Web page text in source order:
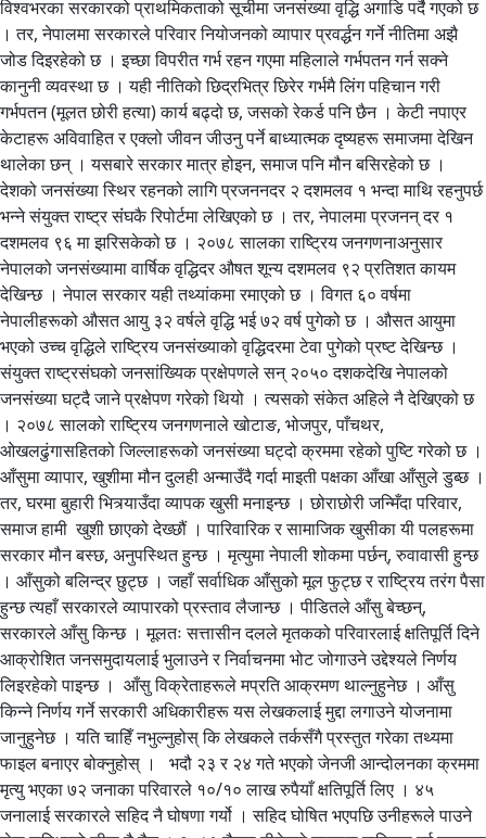
विश्वभरका सरकारको प्राथमिकताको सूचीमा जनसंख्या वृद्धि अगाडि पर्दै गएको छ
। तर, नेपालमा सरकारले परिवार नियोजनको व्यापार प्रवर्द्धन गर्ने नीतिमा अझै
जोड दिइरहेको छ । इच्छा विपरीत गर्भ रहन गएमा महिलाले गर्भपतन गर्न सक्ने
कानुनी व्यवस्था छ । यही नीतिको छिद्रभित्र छिरेर गर्भमै लिंग पहिचान गरी
गर्भपतन (मूलत छोरी हत्या) कार्य बढ्दो छ, जसको रेकर्ड पनि छैन । केटी नपाएर
केटाहरू अविवाहित र एक्लो जीवन जीउनु पर्ने बाध्यात्मक दृष्यहरू समाजमा देखिन
थालेका छन् । यसबारे सरकार मात्र होइन, समाज पनि मौन बसिरहेको छ ।
देशको जनसंख्या स्थिर रहनको लागि प्रजननदर २ दशमलव १ भन्दा माथि रहनुपर्छ
भन्ने संयुक्त राष्ट्र संंघकै रिपोर्टमा लेखिएको छ । तर, नेपालमा प्रजनन् दर १
दशमलव ९६ मा झरिसकेको छ । २०७८ सालका राष्ट्रिय जनगणनाअनुसार
नेपालको जनसंख्यामा वार्षिक वृद्धिदर औषत शून्य दशमलव ९२ प्रतिशत कायम
देखिन्छ । नेपाल सरकार यही तथ्यांकमा रमाएको छ । विगत ६० वर्षमा
नेपालीहरूको औसत आयु ३२ वर्षले वृद्धि भई ७२ वर्ष पुगेको छ । औसत आयुमा
भएको उच्च वृद्धिले राष्ट्रिय जनसंख्याको वृद्धिदरमा टेवा पुगेको प्रष्ट देखिन्छ ।
संयुक्त राष्ट्रसंघको जनसांख्यिक प्रक्षेपणले सन् २०५० दशकदेखि नेपालको
जनसंख्या घट्दै जाने प्रक्षेपण गरेको थियो । त्यसको संकेत अहिले नै देखिएको छ
। २०७८ सालको राष्ट्रिय जनगणनाले खोटाङ, भोजपुर, पाँचथर,
ओखलढुंगासहितको जिल्लाहरूको जनसंख्या घट्दो क्रममा रहेको पुष्टि गरेको छ ।
आँसुमा व्यापार, खुशीमा मौन दुलही अन्माउँदै गर्दा माइती पक्षका आँखा आँसुले डुब्छ ।
तर, घरमा बुहारी भित्र्याउँदा व्यापक खुसी मनाइन्छ । छोराछोरी जन्मिँदा परिवार,
समाज हामी खुशी छाएको देख्छौं । पारिवारिक र सामाजिक खुसीका यी पलहरूमा
सरकार मौन बस्छ, अनुपस्थित हुन्छ । मृत्युमा नेपाली शोकमा पर्छन्, रुवावासी हुन्छ
। आँसुको बलिन्द्र छुट्छ । जहाँ सर्वाधिक आँसुको मूल फुट्छ र राष्ट्रिय तरंग पैसा
हुन्छ त्यहाँ सरकारले व्यापारको प्रस्ताव लैजान्छ । पीडितले आँसु बेच्छन्,
सरकारले आँसु किन्छ । मूलतः सत्तासीन दलले मृतकको परिवारलाई क्षतिपूर्ति दिने
आक्रोशित जनसमुदायलाई भुलाउने र निर्वाचनमा भोट जोगाउने उद्देश्यले निर्णय
लिइरहेको पाइन्छ । आँसु विक्रेताहरूले मप्रति आक्रमण थाल्नुहुनेछ । आँसु
किन्ने निर्णय गर्ने सरकारी अधिकारीहरू यस लेखकलाई मुद्दा लगाउने योजनामा
जानुहुनेछ । यति चाहिँ नभुल्नुहोस् कि लेखकले तर्कसँगै प्रस्तुत गरेका तथ्यमा
फाइल बनाएर बोक्नुहोस् । भदौ २३ र २४ गते भएको जेनजी आन्दोलनका क्रममा
मृत्यु भएका ७२ जनाका परिवारले १०/१० लाख रुपैयाँ क्षतिपूर्ति लिए । ४५
जनालाई सरकारले सहिद नै घोषणा गर्यो । सहिद घोषित भएपछि उनीहरूले पाउने